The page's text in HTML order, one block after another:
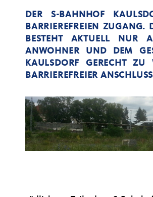
DER S-BAHNHOF
BARRIEREFREIEN
BESTEHT AKTUELL NUR
ANWOHNER UND DEM
KAULSDORF GERECHT
BARRIEREFREIER